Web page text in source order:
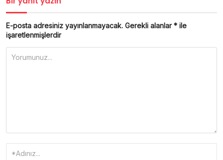
E-posta adresiniz yayınlanmayacak. Gerekli alanlar* ile
işaretlenmişlerdir